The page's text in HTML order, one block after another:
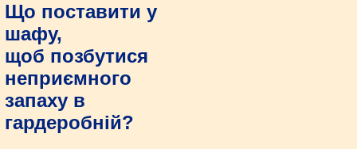
Що поставити у
шафу,
щоб позбутися
неприємного
запаху в
гардеробній?